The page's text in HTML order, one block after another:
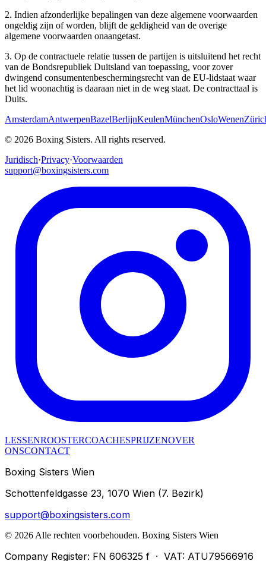
2. Indien afzonderlijke bepalingen van deze algemene voorwaarden
ongeldig zijn of worden, blijft de geldigheid van de overige
algemene voorwaarden onaangetast.
3. Op de contractuele relatie tussen de partijen is uitsluitend het recht
van de Bondsrepubliek Duitsland van toepassing, voor zover
dwingend consumentenbeschermingsrecht van de EU-lidstaat waar
het lid woonachtig is daaraan niet in de weg staat. De contracttaal is
Duits.
AmsterdamAntwerpenBazelBerlijnKeulenMünchenOsloWenen
© 2026 Boxing Sisters. All rights reserved.
Juridisch·Privacy·Voorwaarden
support@boxingsisters.com
LESSENROOSTERCOACHESPRIJZENOVER
ONSCONTACT
Boxing Sisters Wien
Schottenfeldgasse 23, 1070 Wien (7. Bezirk)
support@boxingsisters.com
© 2026 Alle rechten voorbehouden. Boxing Sisters Wien
Company Register: FN 606325 f · VAT: ATU79566916